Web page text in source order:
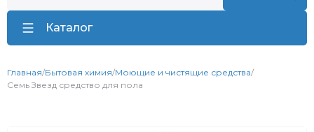
Каталог
Главная/Бытовая химия/Моющие и чистящие средства/
Семь Звезд средство для пола